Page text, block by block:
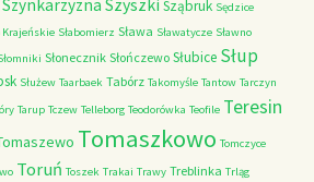
Szynkarzyzna Szyszki Sząbruk Sędzice
Krajeńskie Słabomierz Sława Sławatycze Sławno
Słonecznik Słończewo Słubice Słup
Służew Taarbaek Tabórz Takomyśle Tantow Tarczyn
Tarup Tczew Telleborg Teodorówka Teofile Teresin
Tomaszkowo Tomczyce
Toruń Toszek Trakai Trawy Treblinka Trląg